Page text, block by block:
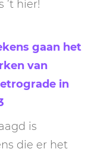
’t hier!
gaan het
van
in
is
die er het